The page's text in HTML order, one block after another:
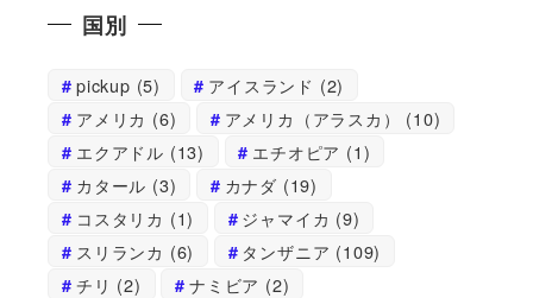
国別
pickup (5) アイスランド (2)
アメリカ (6) アメリカ（アラスカ）
(10)
エクアドル (13) エチオピア (1)
カタール (3) カナダ (19)
コスタリカ (1) ジャマイカ (9)
スリランカ (6) タンザニア (109)
チリ (2) ナミビア (2)